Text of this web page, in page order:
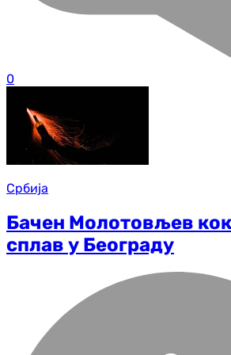
0
Србија
Бачен Молотовљев
сплав у Београду